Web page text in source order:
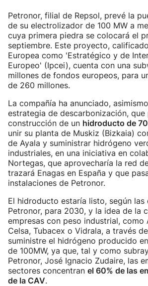
Petronor, filial de Repsol, prevé la
de su electrolizador de 100 MW a
cuya primera piedra se colocará el
septiembre. Este proyecto,
Europea como 'Estratégico y de
Europeo' (Ipcei), cuenta con una
millones de fondos europeos, para
de 260 millones.
La compañía ha anunciado,
estrategia de descarbonización, que
construcción de un hidroducto de
unir su planta de Muskiz (Bizkaia)
de Ayala y suministrar hidrógeno
industriales, en una iniciativa en
Nortegas, que aprovecharía la red
trazará Enagas en España y que
instalaciones de Petronor.
El hidroducto estaría listo, según las
Petronor, para 2030, y la idea de la
empresas con peso industrial, como
Celsa, Tubacex o Vidrala, a través
suministre el hidrógeno producido
de 100MW, ya que, tal y como
Petronor, José Ignacio Zudaire, las
sectores concentran el 60% de las
de la CAV.